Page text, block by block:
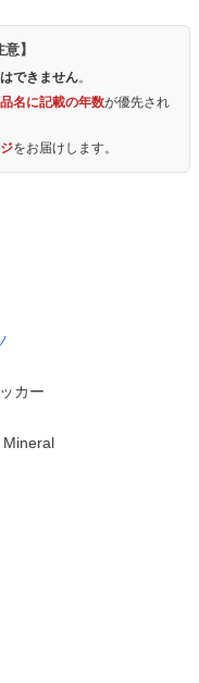
】
できません。
名に記載の年数が優先され
をお届けします。
カー
Mineral